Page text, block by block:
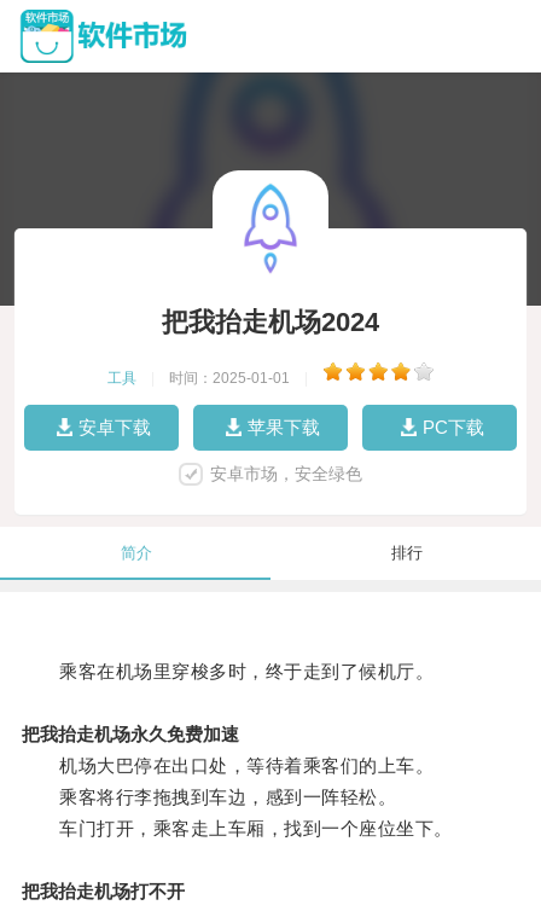
把我抬走机场2024
工具 时间：2025-01-01
安卓下载 苹果下载 PC下载
安卓市场，安全绿色
简介 排行
乘客在机场里穿梭多时，终于走到了候机厅。
把我抬走机场永久免费加速
机场大巴停在出口处，等待着乘客们的上车。
乘客将行李拖拽到车边，感到一阵轻松。
车门打开，乘客走上车厢，找到一个座位坐下。
把我抬走机场打不开